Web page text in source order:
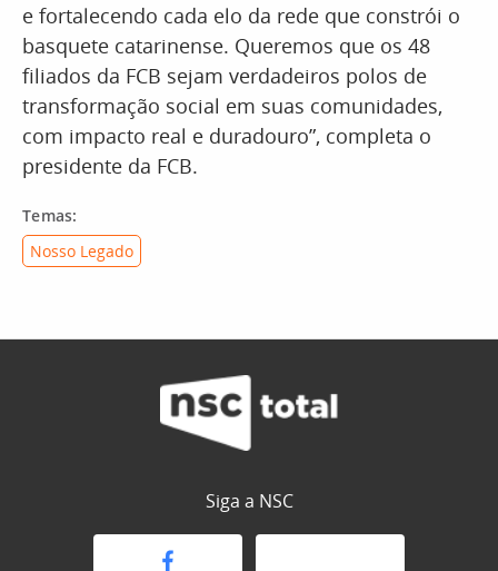
e fortalecendo cada elo da rede que constrói o
basquete catarinense. Queremos que os 48
filiados da FCB sejam verdadeiros polos de
transformação social em suas comunidades,
com impacto real e duradouro”, completa o
presidente da FCB.
Temas:
Nosso Legado
Siga a NSC